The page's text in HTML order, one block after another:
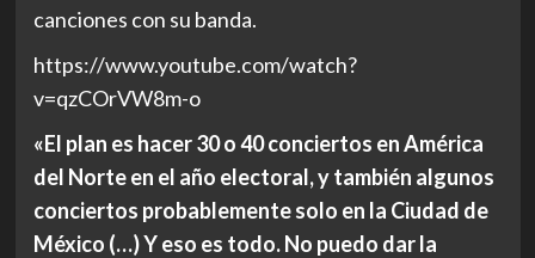
canciones con su banda.
https://www.youtube.com/watch?
v=qzCOrVW8m-o
«El plan es hacer 30 o 40 conciertos en América
del Norte en el año electoral, y también algunos
conciertos probablemente solo en la Ciudad de
México (…) Y eso es todo. No puedo dar la